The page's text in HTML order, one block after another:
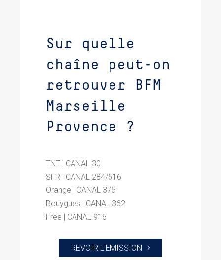
Sur quelle
chaîne peut-on
retrouver BFM
Marseille
Provence ?
TNT | CANAL 30
SFR | CANAL 284/516
Orange | CANAL 375
Bouygues | CANAL 362
Free | CANAL 916
REVOIR L'EMISSION